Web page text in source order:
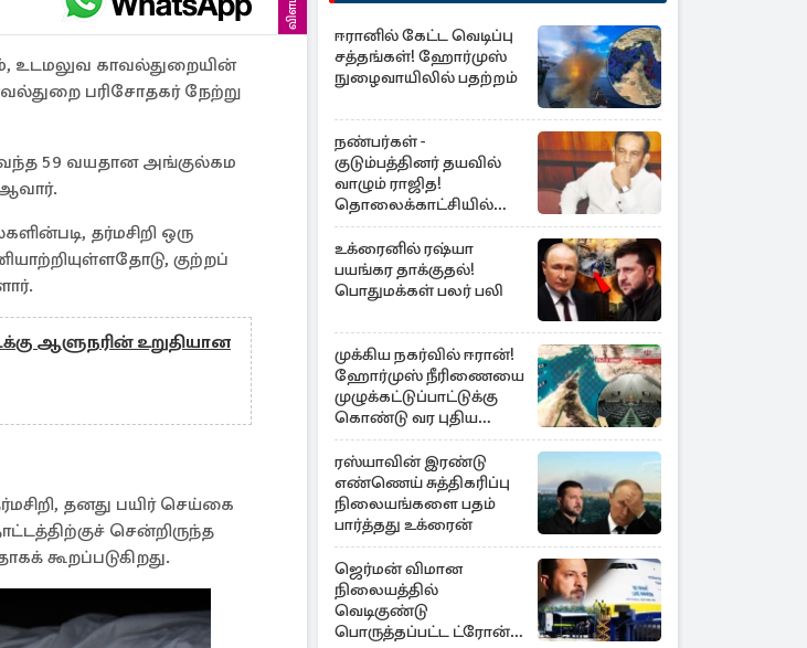
உடமலுவ காவல்துறையின்
பரிசோதகர் நேற்று
வந்த 59 வயதான அங்குல்கம
தர்மசிறி ஒரு
குற்றப்
ஆளுநரின் உறுதியான
தனது பயிர் செய்கை
சென்றிருந்த
கூறப்படுகிறது.
ஈரானில் கேட்ட வெடிப்பு
சத்தங்கள்! ஹோர்முஸ்
நுழைவாயிலில் பதற்றம்
நண்பர்கள் -
குடும்பத்தினர் தயவில்
வாழும் ராஜித!
தொலைக்காட்சியில்
குமுறல்
உக்ரைனில் ரஷ்யா
பயங்கர தாக்குதல்!
பொதுமக்கள் பலர் பலி
முக்கிய நகர்வில் ஈரான்!
ஹோர்முஸ் நீரிணையை
முழுக்கட்டுப்பாட்டுக்கு
கொண்டு வர புதிய
சட்டமூலம்
ரஸ்யாவின் இரண்டு
எண்ணெய் சுத்திகரிப்பு
நிலையங்களை பதம்
பார்த்தது உக்ரைன்
ஜெர்மன் விமான
நிலையத்தில்
வெடிகுண்டு
பொருத்தப்பட்ட ட்ரோன்!